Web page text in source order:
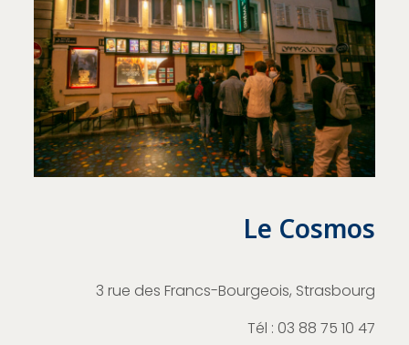
Le Cosmos
3 rue des Francs-Bourgeois, Strasbourg
Tél : 03 88 75 10 47